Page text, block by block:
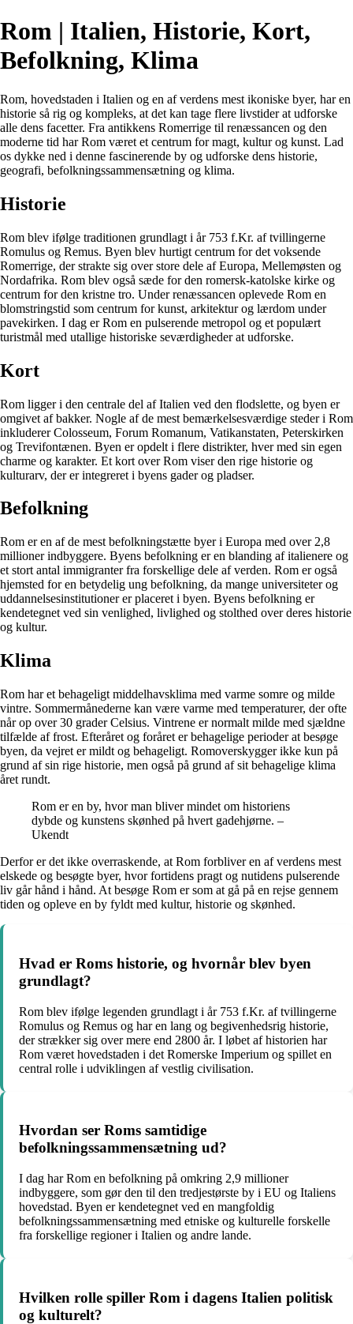
Rom | Italien, Historie, Kort,
Befolkning, Klima
Rom, hovedstaden i Italien og en af verdens mest ikoniske byer, har en
historie så rig og kompleks, at det kan tage flere livstider at udforske
alle dens facetter. Fra antikkens Romerrige til renæssancen og den
moderne tid har Rom været et centrum for magt, kultur og kunst. Lad
os dykke ned i denne fascinerende by og udforske dens historie,
geografi, befolkningssammensætning og klima.
Historie
Rom blev ifølge traditionen grundlagt i år 753 f.Kr. af tvillingerne
Romulus og Remus. Byen blev hurtigt centrum for det voksende
Romerrige, der strakte sig over store dele af Europa, Mellemøsten og
Nordafrika. Rom blev også sæde for den romersk-katolske kirke og
centrum for den kristne tro. Under renæssancen oplevede Rom en
blomstringstid som centrum for kunst, arkitektur og lærdom under
pavekirken. I dag er Rom en pulserende metropol og et populært
turistmål med utallige historiske seværdigheder at udforske.
Kort
Rom ligger i den centrale del af Italien ved den flodslette, og byen er
omgivet af bakker. Nogle af de mest bemærkelsesværdige steder i Rom
inkluderer Colosseum, Forum Romanum, Vatikanstaten, Peterskirken
og Trevifontænen. Byen er opdelt i flere distrikter, hver med sin egen
charme og karakter. Et kort over Rom viser den rige historie og
kulturarv, der er integreret i byens gader og pladser.
Befolkning
Rom er en af de mest befolkningstætte byer i Europa med over 2,8
millioner indbyggere. Byens befolkning er en blanding af italienere og
et stort antal immigranter fra forskellige dele af verden. Rom er også
hjemsted for en betydelig ung befolkning, da mange universiteter og
uddannelsesinstitutioner er placeret i byen. Byens befolkning er
kendetegnet ved sin venlighed, livlighed og stolthed over deres historie
og kultur.
Klima
Rom har et behageligt middelhavsklima med varme somre og milde
vintre. Sommermånederne kan være varme med temperaturer, der ofte
når op over 30 grader Celsius. Vintrene er normalt milde med sjældne
tilfælde af frost. Efteråret og foråret er behagelige perioder at besøge
byen, da vejret er mildt og behageligt. Romoverskygger ikke kun på
grund af sin rige historie, men også på grund af sit behagelige klima
året rundt.
Rom er en by, hvor man bliver mindet om historiens
dybde og kunstens skønhed på hvert gadehjørne. –
Ukendt
Derfor er det ikke overraskende, at Rom forbliver en af verdens mest
elskede og besøgte byer, hvor fortidens pragt og nutidens pulserende
liv går hånd i hånd. At besøge Rom er som at gå på en rejse gennem
tiden og opleve en by fyldt med kultur, historie og skønhed.
Hvad er Roms historie, og hvornår blev byen
grundlagt?
Rom blev ifølge legenden grundlagt i år 753 f.Kr. af tvillingerne
Romulus og Remus og har en lang og begivenhedsrig historie,
der strækker sig over mere end 2800 år. I løbet af historien har
Rom været hovedstaden i det Romerske Imperium og spillet en
central rolle i udviklingen af vestlig civilisation.
Hvordan ser Roms samtidige
befolkningssammensætning ud?
I dag har Rom en befolkning på omkring 2,9 millioner
indbyggere, som gør den til den tredjestørste by i EU og Italiens
hovedstad. Byen er kendetegnet ved en mangfoldig
befolkningssammensætning med etniske og kulturelle forskelle
fra forskellige regioner i Italien og andre lande.
Hvilken rolle spiller Rom i dagens Italien politisk
og kulturelt?